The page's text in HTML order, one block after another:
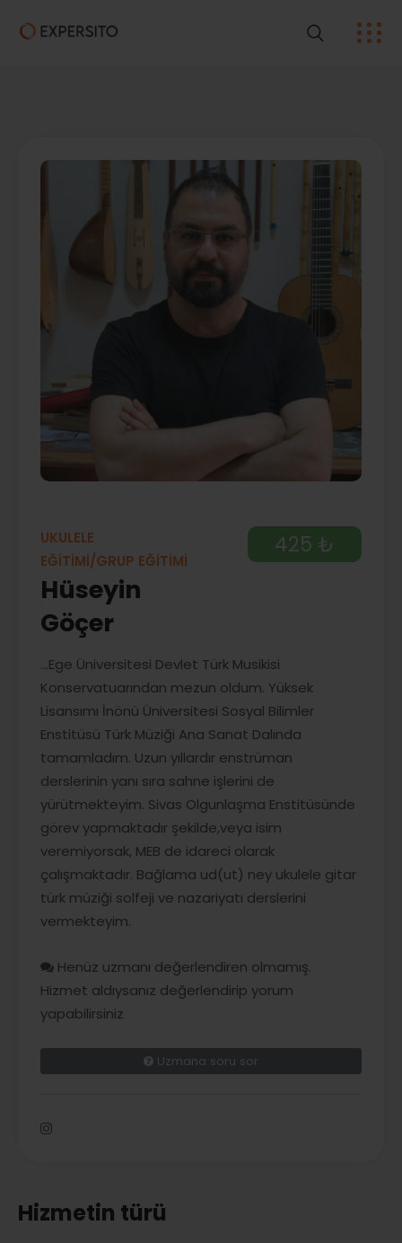
UKULELE
EĞİTİMİ/GRUP EĞİTİMİ
Hüseyin
Göçer
425 ₺
...Ege Üniversitesi Devlet Türk Musikisi
Konservatuarından mezun oldum. Yüksek
Lisansımı İnönü Üniversitesi Sosyal Bilimler
Enstitüsü Türk Müziği Ana Sanat Dalında
tamamladım. Uzun yıllardır enstrüman
derslerinin yanı sıra sahne işlerini de
yürütmekteyim. Sivas Olgunlaşma Enstitüsünde
görev yapmaktadır şekilde,veya isim
veremiyorsak, MEB de idareci olarak
çalışmaktadır. Bağlama ud(ut) ney ukulele gitar
türk müziği solfeji ve nazariyatı derslerini
vermekteyim.
Henüz uzmanı değerlendiren olmamış.
Hizmet aldıysanız değerlendirip yorum
yapabilirsiniz
Uzmana soru sor
Hizmetin türü